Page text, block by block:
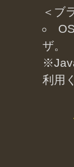
プ
特定商取引法に